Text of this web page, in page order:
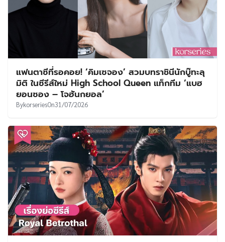
แฟนตาซีที่รอคอย! ‘คิมเซจอง’ สวมบทราชินีนักบู๊ทะลุ
มิติ ในซีรีส์ใหม่ High School Queen แท็กทีม ‘แบฮ
ยอนซอง – โจฮันกยอล’
BykorseriesOn31/07/2026